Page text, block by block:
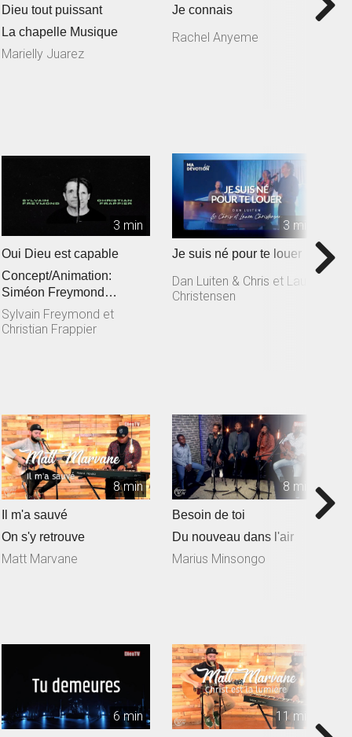
Dieu tout puissant
La chapelle Musique
Marielly Juarez
Je connais
Rachel Anyeme
3 min
Oui Dieu est capable
Concept/Animation:
Siméon Freymond
Composition: Sylvain
Freymond en collaborat...
Sylvain Freymond et
Christian Frappier
3 min
Je suis né pour te louer
Dan Luiten & Chris et Laura
Christensen
8 min
Il m'a sauvé
On s'y retrouve
Matt Marvane
8 min
Besoin de toi
Du nouveau dans l'air
Marius Minsongo
6 min 11 min